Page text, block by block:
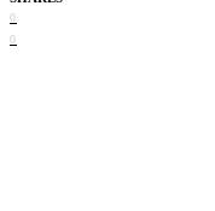
0
0